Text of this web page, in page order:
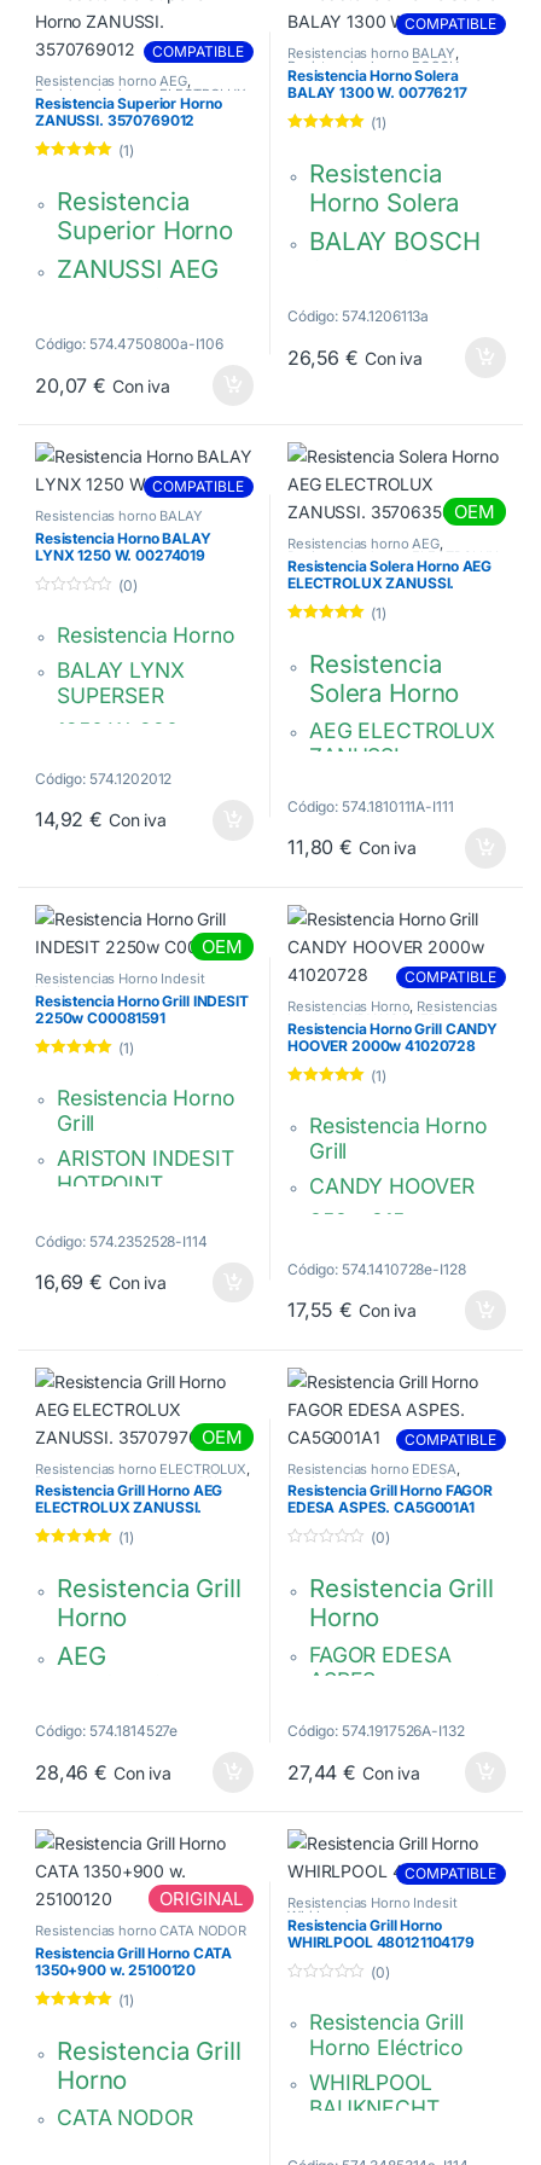
COMPATIBLE
Resistencias horno AEG,
Resistencias horno ELECTROLUX
Resistencias horno ZANUSSI
Resistencia Superior Horno
ZANUSSI. 3570769012
(1)
Resistencia
Superior Horno
ZANUSSI AEG
350 x 345 mm.
364 mm
22 mm
Distancia
terminales: 54
mm
800 w. 230 V
3570769012,
3570633010
Código: 574.4750800a-I106
20,07€ Con iva
COMPATIBLE
Resistencias horno BALAY,
Resistencias horno BOSCH,
Resistencias horno SIEMENS
Resistencia Horno Solera
BALAY 1300 W. 00776217
(1)
Resistencia
Horno Solera
BALAY BOSCH
387 x 388 mm.
402 mm.
1300 W. 220V
00776217,
00771725
Código: 574.1206113a
26,56€ Con iva
COMPATIBLE
Resistencias horno BALAY
Resistencia Horno BALAY
LYNX 1250 W. 00274019
e
(0)
Resistencia Horno
BALAY LYNX
SUPERSER
1250 W. 220 v.
terminales 54 mm
Solera-grill.
00274019 –
274019
Código: 574.1202012
14,92€ Con iva
OEM
Resistencias horno AEG,
Resistencias horno ELECTROLUX
Resistencias horno ZANUSSI
Resistencia Solera Horno AEG
ELECTROLUX ZANUSSI.
(1)
Resistencia
Solera Horno
AEG ELECTROLUX
ZANUSSI
Fondo 370 mm.
Código: 574.1810111A-I111
11,80€ Con iva
OEM
Resistencias Horno Indesit
Whirlpool
Resistencia Horno Grill INDESIT
2250w C00081591
(1)
Resistencia Horno
Grill
ARISTON INDESIT
HOTPOINT
Grill doble. 283 x
378 mm.
C00081591 –
482000022705
Código: 574.2352528-I114
16,69€ Con iva
COMPATIBLE
Resistencias Horno, Resistencias
horno CANDY HOOVER
Resistencia Horno Grill CANDY
HOOVER 2000w 41020728
(1)
Resistencia Horno
Grill
CANDY HOOVER
358 x 315 mm.
Brida fija 100 x 22
mm
41020728,
41000419,
92749688
Código: 574.1410728e-I128
17,55€ Con iva
OEM
Resistencias horno ELECTROLUX,
Resistencias horno ZANUSSI
Resistencia Grill Horno AEG
ELECTROLUX ZANUSSI.
3570797047
(1)
Resistencia Grill
Horno
AEG
230V.
358 mm
3570797047,
3570797013,
3570797021
Código: 574.1814527e
28,46€ Con iva
COMPATIBLE
Resistencias horno EDESA,
Resistencias horno FAGOR
Resistencia Grill Horno FAGOR
EDESA ASPES. CA5G001A1
e
(0)
Resistencia Grill
Horno
FAGOR EDESA
ASPES
334 mm
Código: 574.1917526A-I132
27,44€ Con iva
ORIGINAL
Resistencias horno CATA NODOR
Resistencia Grill Horno CATA
1350+900 w. 25100120
(1)
Resistencia Grill
Horno
CATA NODOR
COMPATIBLE
Resistencias Horno Indesit
Whirlpool
Resistencia Grill Horno
WHIRLPOOL 480121104179
e
(0)
Resistencia Grill
Horno Eléctrico
WHIRLPOOL
BAUKNECHT